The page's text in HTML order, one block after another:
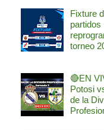
Fixture
partidos
torneo
🔴EN
Potosi
de la